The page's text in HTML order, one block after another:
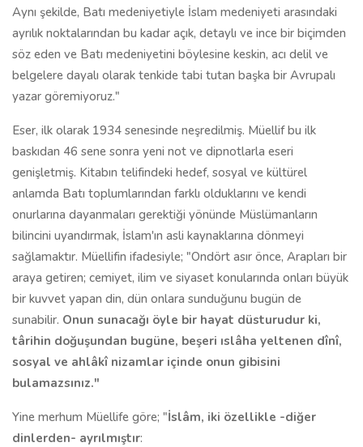
Aynı şekilde, Batı medeniyetiyle İslam medeniyeti arasındaki
ayrılık noktalarından bu kadar açık, detaylı ve ince bir biçimden
söz eden ve Batı medeniyetini böylesine keskin, acı delil ve
belgelere dayalı olarak tenkide tabi tutan başka bir Avrupalı
yazar göremiyoruz."
Eser, ilk olarak 1934 senesinde neşredilmiş. Müellif bu ilk
baskıdan 46 sene sonra yeni not ve dipnotlarla eseri
genişletmiş. Kitabın telifindeki hedef, sosyal ve kültürel
anlamda Batı toplumlarından farklı olduklarını ve kendi
onurlarına dayanmaları gerektiği yönünde Müslümanların
bilincini uyandırmak, İslam'ın asli kaynaklarına dönmeyi
sağlamaktır. Müellifin ifadesiyle; "Ondört asır önce, Arapları bir
araya getiren; cemiyet, ilim ve siyaset konularında onları büyük
bir kuvvet yapan din, dün onlara sunduğunu bugün de
sunabilir. Onun sunacağı öyle bir hayat düsturudur ki,
târihin doğuşundan bugüne, beşeri ıslâha yeltenen dînî,
sosyal ve ahlâkî nizamlar içinde onun gibisini
bulamazsınız."
Yine merhum Müellife göre; "İslâm, iki özellikle -diğer
dinlerden- ayrılmıştır: